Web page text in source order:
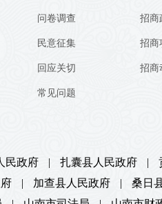
问卷调查
民意征集
回应关切
常见问题
招商
招商
招商
民政府 | 扎囊县人民政府 |
| 加查县人民政府 | 桑日